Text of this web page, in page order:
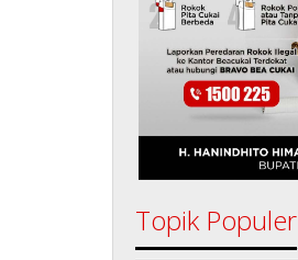
Topik Populer